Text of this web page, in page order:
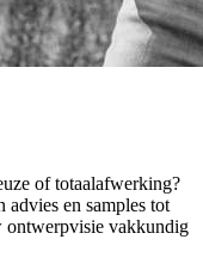
of totaalafwerking?
advies en samples tot
ontwerpvisie vakkundig